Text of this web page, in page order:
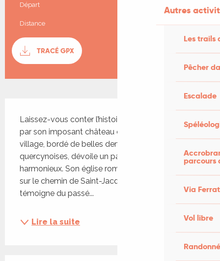
Autres
Les trails
Pêcher
Escalade
parcours
Via
Vol libre
Informations pratiques
Départ Peyrilles
Distance 4.3 km
Documentation
TRACÉ GPX
Laissez-vous conter l’histoire de Peyrilles, dominé
par son imposant château du XIIe siècle. Le
village, bordé de belles demeures typiques
quercynoises, dévoile un patrimoine riche et
harmonieux. Son église romane, autrefois étape
sur le chemin de Saint-Jacques de Compostelle,
témoigne du passé...
Lire la suite